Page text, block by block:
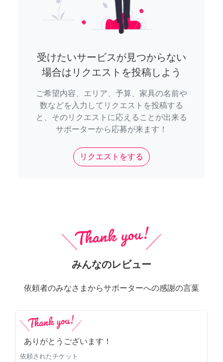
受けたいサービスが見つからない
場合はリクエストを投稿しよう
ご希望内容、エリア、予算、家具の名前や
数などを入力してリクエストを投稿する
と、そのリクエストに応えることが出来る
サポーターから応募が来ます！
リクエストをする
みんなのレビュー
依頼者のみなさまからサポーターへの感謝の言葉
ありがとうございます！
依頼されたチケット